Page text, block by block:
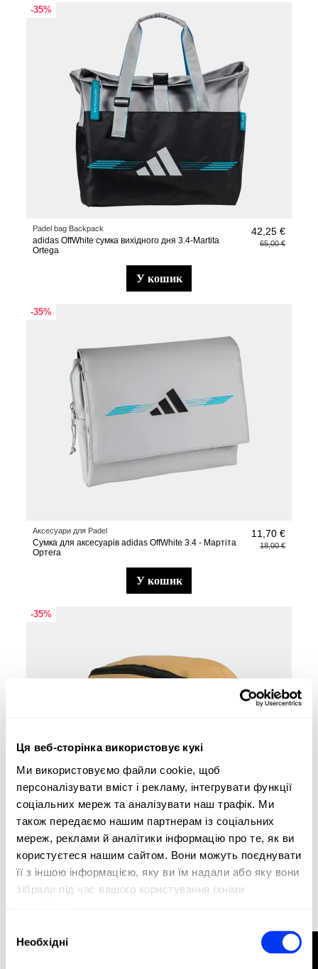
Ця веб-сторінка використовує кукі
Ми використовуємо файли cookie, щоб
персоналізувати вміст і рекламу, інтегрувати функції
соціальних мереж та аналізувати наш трафік. Ми
також передаємо нашим партнерам із соціальних
мереж, реклами й аналітики інформацію про те, як ви
користуєтеся нашим сайтом. Вони можуть поєднувати
її з іншою інформацією, яку ви їм надали або яку вони
зібрали під час вашого користування їхніми
згоди
Необхідні
-35%
Padel bag Backpack
adidas OffWhite сумка вихідного дня 3.4-Martita
Ortega
42,25 €
65,00 €
у кошик
-35%
Аксесуари для Padel
Сумка для аксесуарів adidas OffWhite 3.4 - Мартіта
Ортега
11,70 €
18,00 €
у кошик
-35%
Аксесуари для Padel
Сумка для аксесуарів adidas Sand 3.4
11,70 €
у кошик